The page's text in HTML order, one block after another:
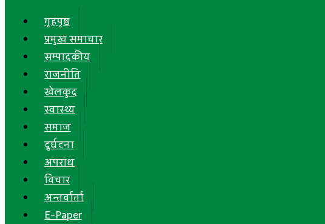
गृहपृष्ठ
प्रमुख समाचार
सम्पादकीय
राजनीति
खेलकुद
स्वास्थ्य
समाज
दुर्घटना
अपराध
विचार
अन्तर्वार्ता
E-Paper